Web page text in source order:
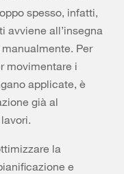
spesso, infatti,
avviene all’insegna
Per
movimentare i
applicate, è
già al
la
e